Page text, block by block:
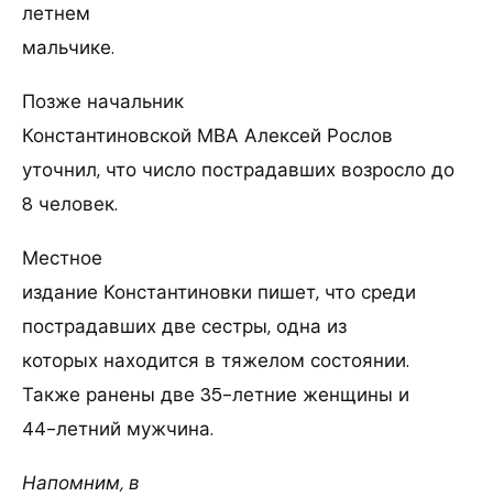
летнем
мальчике.
Позже начальник
Константиновской МВА Алексей Рослов
уточнил, что число пострадавших возросло до
8 человек.
Местное
издание Константиновки пишет, что среди
пострадавших две сестры, одна из
которых находится в тяжелом состоянии.
Также ранены две 35-летние женщины и
44-летний мужчина.
Напомним, в